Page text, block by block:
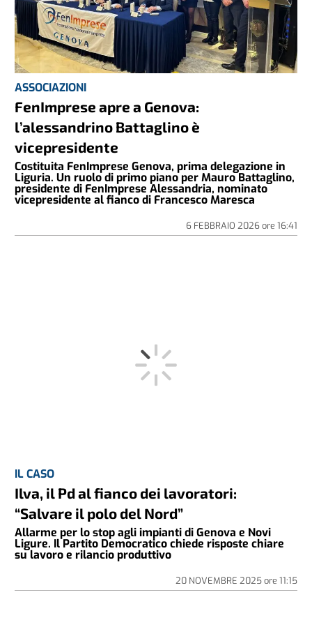
ASSOCIAZIONI
FenImprese apre a Genova:
l’alessandrino Battaglino è
vicepresidente
Costituita FenImprese Genova, prima delegazione in
Liguria. Un ruolo di primo piano per Mauro Battaglino,
presidente di FenImprese Alessandria, nominato
vicepresidente al fianco di Francesco Maresca
6 FEBBRAIO 2026ore 16:41
IL CASO
Ilva, il Pd al fianco dei lavoratori:
“Salvare il polo del Nord”
Allarme per lo stop agli impianti di Genova e Novi
Ligure. Il Partito Democratico chiede risposte chiare
su lavoro e rilancio produttivo
20 NOVEMBRE 2025ore 11:15